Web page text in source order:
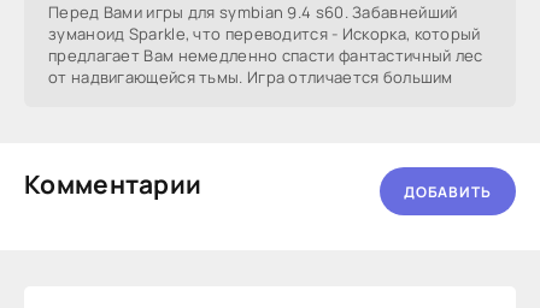
Перед Вами игры для symbian 9.4 s60. Забавнейший
зуманоид Sparkle, что переводится - Искорка, который
предлагает Вам немедленно спасти фантастичный лес
от надвигающейся тьмы. Игра отличается большим
Комментарии ДОБАВИТЬ